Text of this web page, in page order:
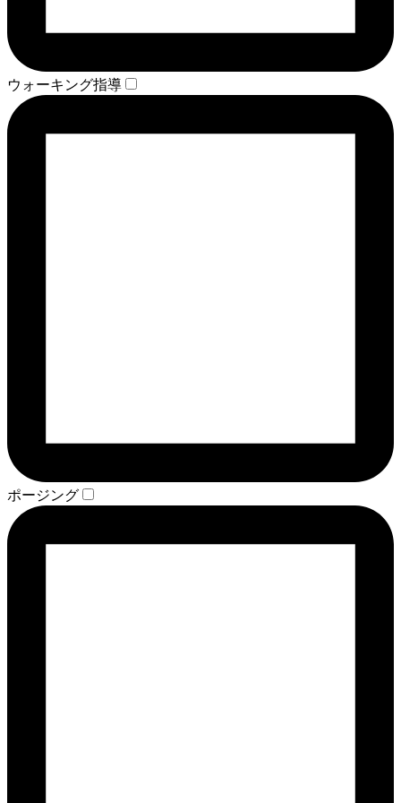
ウォーキング指導
ポージング